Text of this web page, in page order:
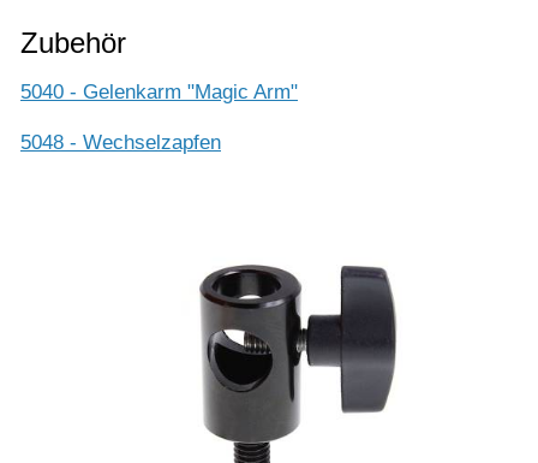
Zubehör
5040 - Gelenkarm "Magic Arm"
5048 - Wechselzapfen